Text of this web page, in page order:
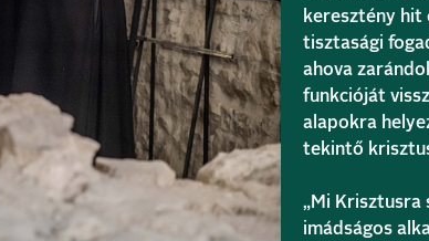
keresztény hit
tisztasági
ahova
funkcióját
alapokra
tekintő
„Mi Krisztusra
imádságos